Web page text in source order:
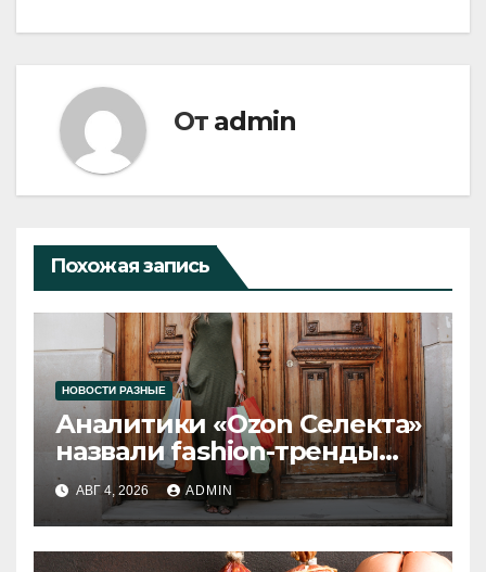
От admin
Похожая запись
НОВОСТИ РАЗНЫЕ
Аналитики «Ozon Селекта»
назвали fashion-тренды
2026 года
АВГ 4, 2026 ADMIN